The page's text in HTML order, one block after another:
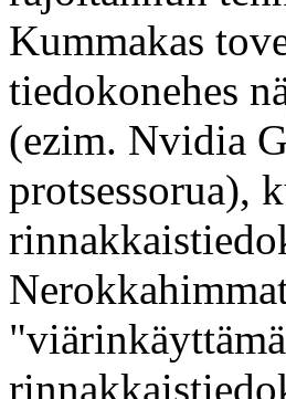
Kummakas
tiedokonehes
(ezim. Nvidia
protsessorua),